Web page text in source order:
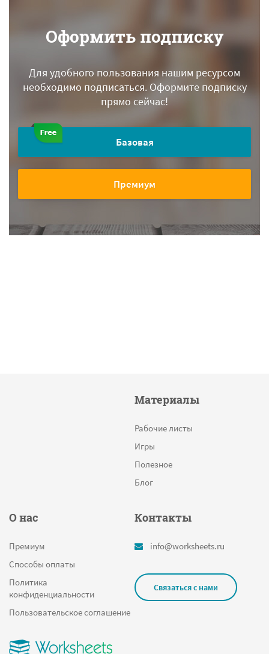
Оформить подписку
Для удобного пользования нашим ресурсом
необходимо подписаться.Оформите подписку
прямо сейчас!
Базовая
Премиум
Материалы
Рабочие листы
Игры
Полезное
Блог
О нас
Премиум
Способы оплаты
Политика
конфиденциальности
Пользовательское соглашение
Контакты
info@worksheets.ru
Связаться с нами